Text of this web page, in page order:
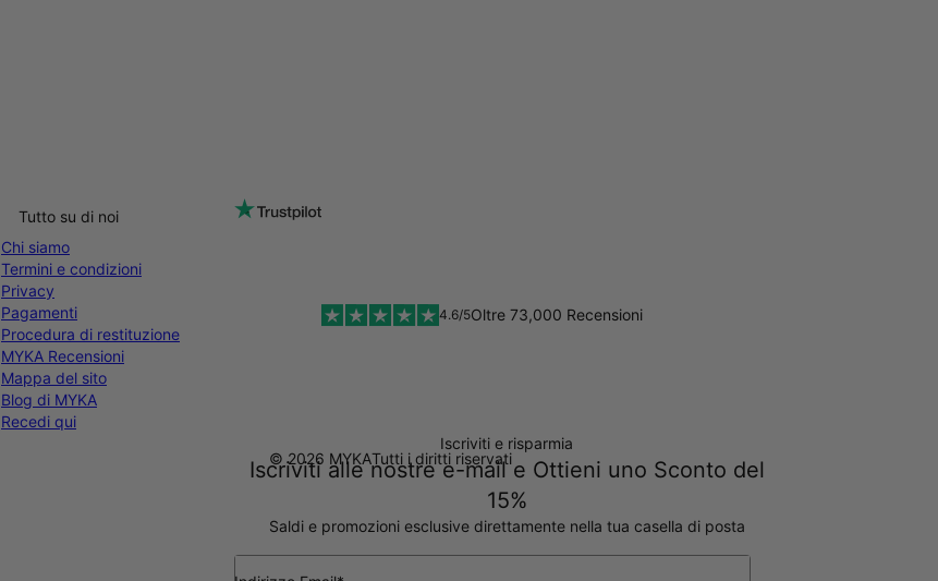
Iscriviti e risparmia
Iscriviti alle nostre e-mail e Ottieni uno Sconto del
15%
Saldi e promozioni esclusive direttamente nella tua casella di posta
Tutto su di noi
Chi siamo
Termini e condizioni
Privacy
Pagamenti
Procedura di restituzione
MYKA Recensioni
Mappa del sito
Blog di MYKA
Recedi qui
4.6/5Oltre 73,000 Recensioni
© 2026 MYKATutti i diritti riservati